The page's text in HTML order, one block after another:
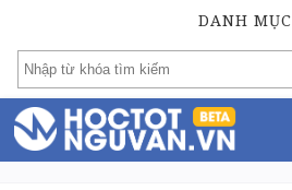
DANH MỤC